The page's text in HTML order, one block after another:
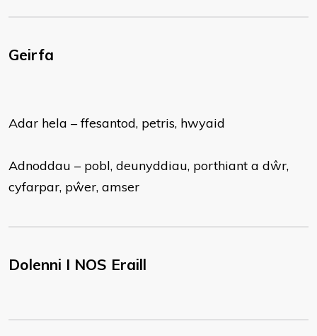
Geirfa
Adar hela – ffesantod, petris, hwyaid
Adnoddau – pobl, deunyddiau, porthiant a dŵr,
cyfarpar, pŵer, amser
Dolenni I NOS Eraill